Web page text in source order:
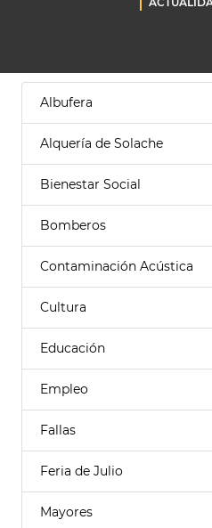
Albufera
Alquería de Solache
Bienestar Social
Bomberos
Contaminación Acústica
Cultura
Educación
Empleo
Fallas
Feria de Julio
Mayores